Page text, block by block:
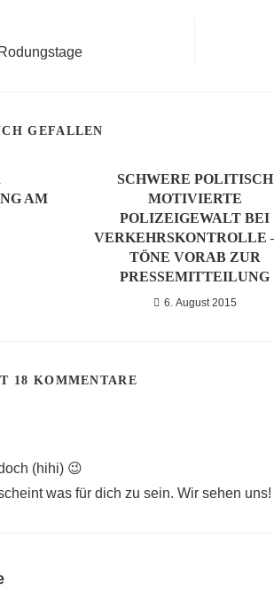
GEFALLEN
AM
SCHWERE POLITISCH
MOTIVIERTE
POLIZEIGEWALT BEI
VERKEHRSKONTROLLE
TÖNE VORAB ZUR
PRESSEMITTEILUNG
6. August 2015
18 KOMMENTARE
(hihi) 😉
was für dich zu sein. Wir sehen uns!